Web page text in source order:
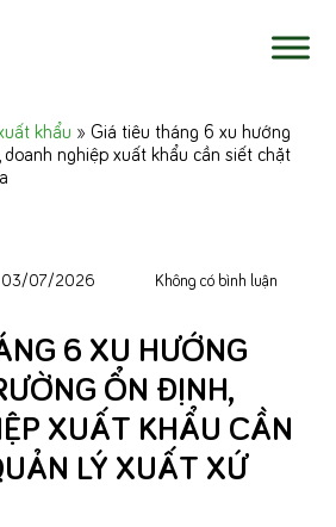
khẩu » Giá tiêu tháng 6 xu hướng
nghiệp xuất khẩu cần siết chặt
03/07/2026 Không có bình luận
6 XU HƯỚNG
ỔN ĐỊNH,
XUẤT KHẨU CẦN
LÝ XUẤT XỨ